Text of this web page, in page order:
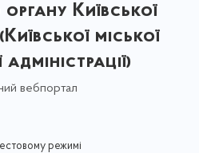
Київської
міської
вебпортал
режимі